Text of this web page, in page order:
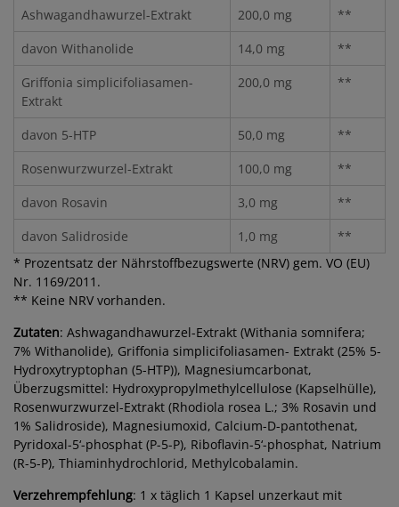
Ashwagandhawurzel-Extrakt
200,0 mg
**
davon Withanolide
14,0 mg
**
Griffonia simplicifoliasamen-
Extrakt
200,0 mg **
davon 5-HTP 50,0 mg
**
Rosenwurzwurzel-Extrakt
100,0 mg
**
davon Rosavin
3,0 mg
**
davon Salidroside
1,0 mg
**
* Prozentsatz der Nährstoffbezugswerte (NRV) gem. VO (EU)
Nr. 1169/2011.
** Keine NRV vorhanden.
Zutaten: Ashwagandhawurzel-Extrakt (Withania somnifera;
7% Withanolide), Griffonia simplicifoliasamen- Extrakt (25% 5-
Hydroxytryptophan (5-HTP)), Magnesiumcarbonat,
Überzugsmittel: Hydroxypropylmethylcellulose (Kapselhülle),
Rosenwurzwurzel-Extrakt (Rhodiola rosea L.; 3% Rosavin und
1% Salidroside), Magnesiumoxid, Calcium-D-pantothenat,
Pyridoxal-5‘-phosphat (P-5-P), Riboflavin-5‘-phosphat, Natrium
(R-5-P), Thiaminhydrochlorid, Methylcobalamin.
Verzehrempfehlung: 1 x täglich 1 Kapsel unzerkaut mit